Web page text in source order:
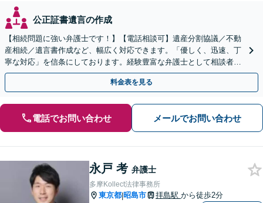
公正証書遺言の作成
【相続問題に強い弁護士です！】【電話相談可】遺産分割協議／不動
産相続／遺言書作成など、幅広く対応できます。「優しく、迅速、丁
寧な対応」を信条にしております。経験豊富な弁護士として相談者様
のため全力を尽くします。お気軽にご相談ください。
料金表を見る
電話でお問い合わせ メールでお問い合わせ
永戸 考 弁護士
多摩Kollect法律事務所
東京都|昭島市 拝島駅 から徒歩2分